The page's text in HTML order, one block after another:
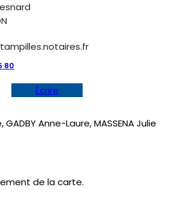
de la carte.
80
Écrire
GADBY Anne-Laure, MASSENA Julie